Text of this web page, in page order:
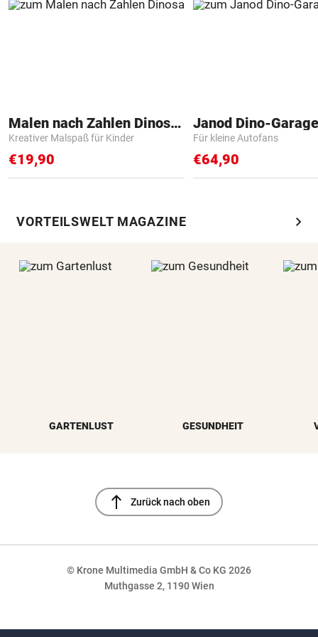
Malen nach Zahlen Dinosaurier
Kreativer Malspaß für Kinder
€19,90
Janod Dino-Garage
Für kleine Autofans
€64,90
VORTEILSWELT MAGAZINE chevron_right
GARTENLUST GESUNDHEIT
north Zurück nach oben
© Krone Multimedia GmbH & Co KG 2026
Muthgasse 2, 1190 Wien
NaN%